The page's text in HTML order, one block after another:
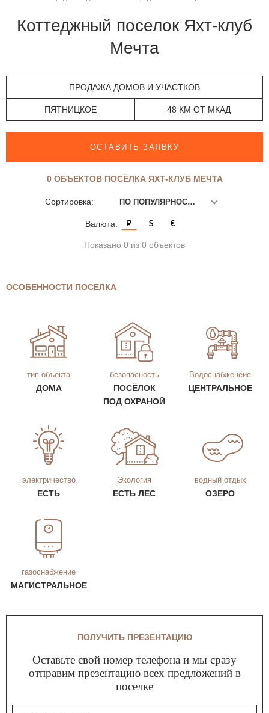
Коттеджный поселок Яхт-клуб
Мечта
ПРОДАЖА ДОМОВ И УЧАСТКОВ
ПЯТНИЦКОЕ 48 КМ ОТ МКАД
ОСТАВИТЬ ЗАЯВКУ
0 ОБЪЕКТОВ ПОСЁЛКА ЯХТ-КЛУБ МЕЧТА
Сортировка: ПО ПОПУЛЯРНОСТИ
Валюта: ₽ $ €
Показано 0 из 0 объектов
ОСОБЕННОСТИ ПОСЕЛКА
тип объекта
ДОМА
безопасность
ПОСЁЛОК
ПОД ОХРАНОЙ
Водоснабженеие
ЦЕНТРАЛЬНОЕ
электричество
ЕСТЬ
Экология
ЕСТЬ ЛЕС
водный отдых
ОЗЕРО
газоснабжение
МАГИСТРАЛЬНОЕ
ПОЛУЧИТЬ ПРЕЗЕНТАЦИЮ
Оставьте свой номер телефона и мы сразу
отправим презентацию всех предложений в
поселке